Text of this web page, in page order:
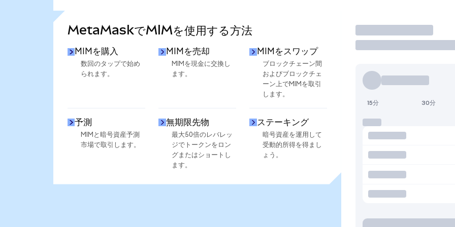
MetaMaskでMIMを使用する方法
MIMを購入
数回のタップで始め
られます。
MIMを売却
MIMを現金に交換し
ます。
MIMをスワップ
ブロックチェーン間
およびブロックチェ
ーン上でMIMを取引
します。
予測
MIMと暗号資産予測
市場で取引します。
無期限先物
最大50倍のレバレッ
ジでトークンをロン
グまたはショートし
ます。
ステーキング
暗号資産を運用して
受動的所得を得まし
ょう。
取引
15分 30分